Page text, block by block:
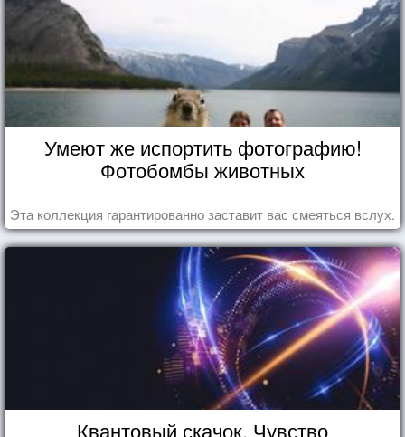
Умеют же испортить фотографию!
Фотобомбы животных
Эта коллекция гарантированно заставит вас смеяться вслух.
Квантовый скачок. Чувство